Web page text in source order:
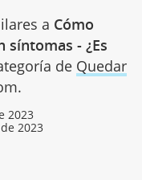
a Cómo
síntomas - ¿Es
de Quedar
2023
2023